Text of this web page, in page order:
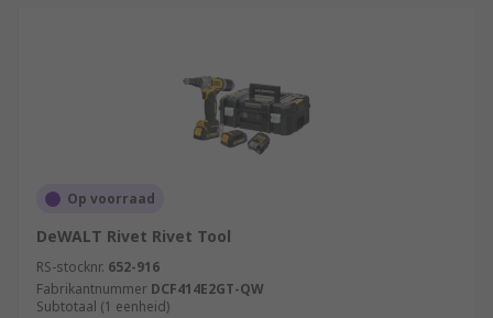
Op voorraad
DeWALT Rivet Rivet Tool
RS-stocknr. 652-916
Fabrikantnummer DCF414E2GT-QW
Subtotaal (1 eenheid)